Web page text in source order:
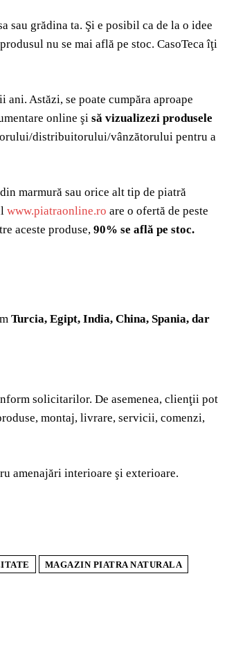
sau grădina ta. Şi e posibil ca de la o idee
nu se mai află pe stoc. CasoTeca îţi
Astăzi, se poate cumpăra aproape
online şi să vizualizezi produsele
distribuitorului/vânzătorului pentru a
marmură sau orice alt tip de piatră
www.piatraonline.ro are o ofertă de peste
aceste produse, 90% se află pe stoc.
Turcia, Egipt, India, China, Spania, dar
solicitarilor. De asemenea, clienţii pot
montaj, livrare, servicii, comenzi,
amenajări interioare şi exterioare.
MAGAZIN PIATRA NATURALA